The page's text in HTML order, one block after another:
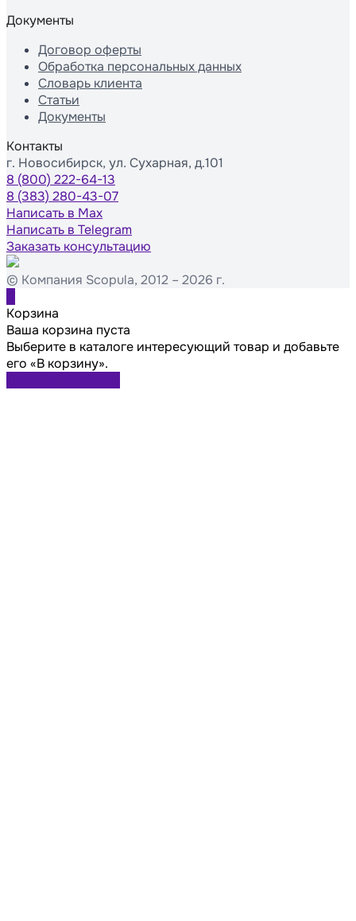
Документы
Договор оферты
Обработка персональных данных
Словарь клиента
Статьи
Документы
Контакты
г. Новосибирск, ул. Сухарная, д.101
8 (800) 222-64-13
8 (383) 280-43-07
Написать в Max
Написать в Telegram
Заказать консультацию
© Компания Scopula, 2012 – 2026 г.
Корзина
Ваша корзина пуста
Выберите в каталоге интересующий товар и добавьте
его «В корзину».